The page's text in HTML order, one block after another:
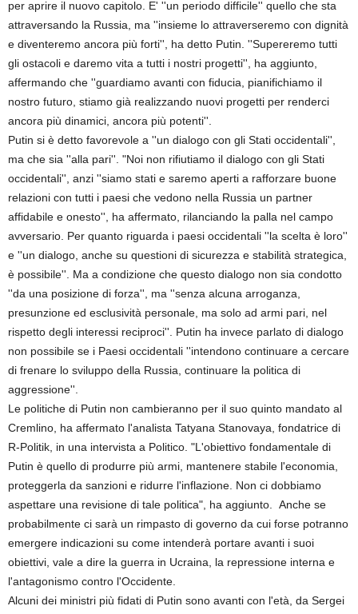
per aprire il nuovo capitolo. E' ''un periodo difficile'' quello che sta
attraversando la Russia, ma ''insieme lo attraverseremo con dignità
e diventeremo ancora più forti'', ha detto Putin. ''Supereremo tutti
gli ostacoli e daremo vita a tutti i nostri progetti'', ha aggiunto,
affermando che ''guardiamo avanti con fiducia, pianifichiamo il
nostro futuro, stiamo già realizzando nuovi progetti per renderci
ancora più dinamici, ancora più potenti''.
Putin si è detto favorevole a ''un dialogo con gli Stati occidentali'',
ma che sia ''alla pari''. "Noi non rifiutiamo il dialogo con gli Stati
occidentali'', anzi ''siamo stati e saremo aperti a rafforzare buone
relazioni con tutti i paesi che vedono nella Russia un partner
affidabile e onesto'', ha affermato, rilanciando la palla nel campo
avversario. Per quanto riguarda i paesi occidentali ''la scelta è loro''
e ''un dialogo, anche su questioni di sicurezza e stabilità strategica,
è possibile''. Ma a condizione che questo dialogo non sia condotto
''da una posizione di forza'', ma ''senza alcuna arroganza,
presunzione ed esclusività personale, ma solo ad armi pari, nel
rispetto degli interessi reciproci''. Putin ha invece parlato di dialogo
non possibile se i Paesi occidentali ''intendono continuare a cercare
di frenare lo sviluppo della Russia, continuare la politica di
aggressione''.
Le politiche di Putin non cambieranno per il suo quinto mandato al
Cremlino, ha affermato l'analista Tatyana Stanovaya, fondatrice di
R-Politik, in una intervista a Politico. "L'obiettivo fondamentale di
Putin è quello di produrre più armi, mantenere stabile l'economia,
proteggerla da sanzioni e ridurre l'inflazione. Non ci dobbiamo
aspettare una revisione di tale politica", ha aggiunto. Anche se
probabilmente ci sarà un rimpasto di governo da cui forse potranno
emergere indicazioni su come intenderà portare avanti i suoi
obiettivi, vale a dire la guerra in Ucraina, la repressione interna e
l'antagonismo contro l'Occidente.
Alcuni dei ministri più fidati di Putin sono avanti con l'età, da Sergei